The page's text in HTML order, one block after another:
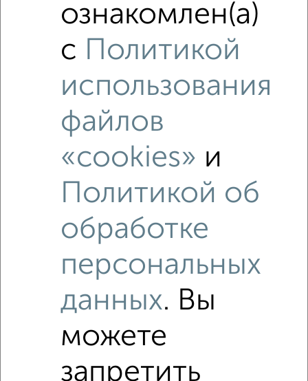
Рядом, с меньшей ценой
ознакомлен(а)
с Политикой
использования
файлов
«cookies» и
Политикой об
обработке
персональных
данных. Вы
можете
запретить